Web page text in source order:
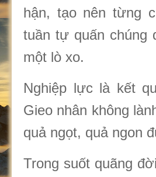
hận, tạo nên từng
tuần tự quấn chúng
một lò xo.
Nghiệp lực là kết
Gieo nhân không
quả ngọt, quả ngon
Trong suốt quãng